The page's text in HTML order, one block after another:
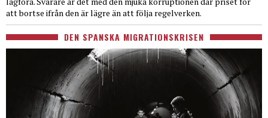
att bortse ifrån den är lägre än att följa regelverken.
DEN SPANSKA MIGRATIONSKRISEN